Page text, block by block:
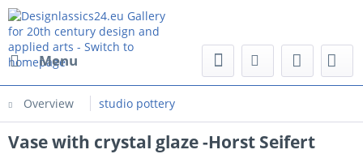
Menu
Overview studio pottery
Vase with crystal glaze -Horst Seifert